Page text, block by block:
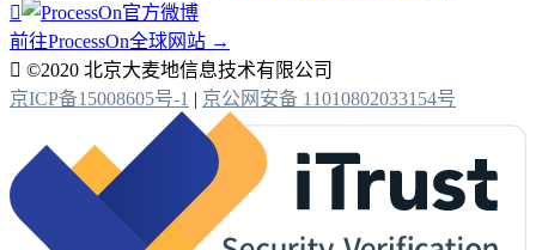

前往ProcessOn全球网站 →
 ©2020 北京大麦地信息技术有限公司
京ICP备15008605号-1 | 京公网安备 11010802033154号